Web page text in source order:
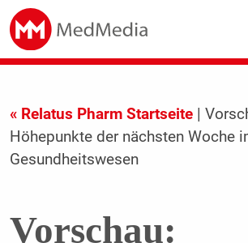
« Relatus Pharm Startseite|
Höhepunkte der nächsten Woche
Gesundheitswesen
Vorschau: